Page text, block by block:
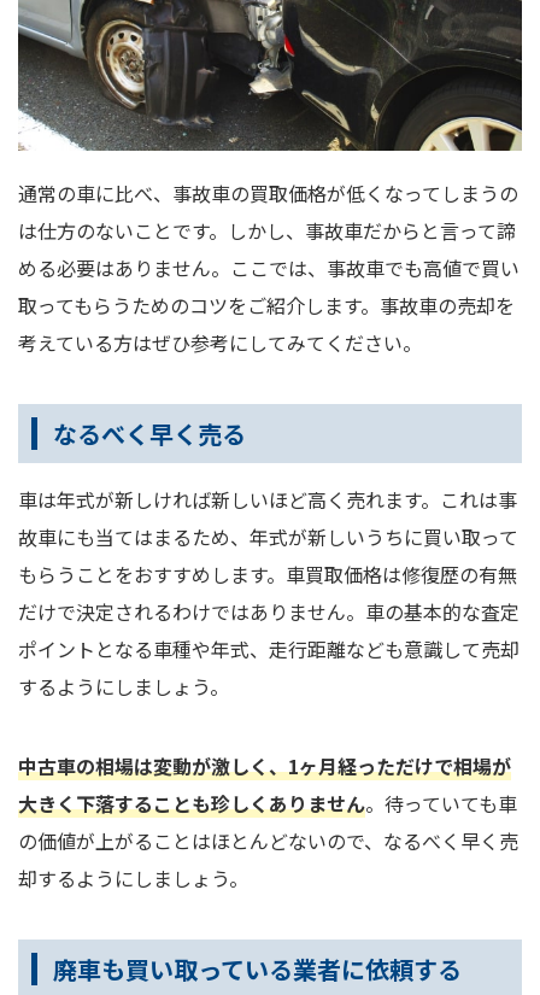
通常の車に比べ、事故車の買取価格が低くなってしまうの
は仕方のないことです。しかし、事故車だからと言って諦
める必要はありません。ここでは、事故車でも高値で買い
取ってもらうためのコツをご紹介します。事故車の売却を
考えている方はぜひ参考にしてみてください。
なるべく早く売る
車は年式が新しければ新しいほど高く売れます。これは事
故車にも当てはまるため、年式が新しいうちに買い取って
もらうことをおすすめします。車買取価格は修復歴の有無
だけで決定されるわけではありません。車の基本的な査定
ポイントとなる車種や年式、走行距離なども意識して売却
するようにしましょう。
中古車の相場は変動が激しく、1ヶ月経っただけで相場が
大きく下落することも珍しくありません。待っていても車
の価値が上がることはほとんどないので、なるべく早く売
却するようにしましょう。
廃車も買い取っている業者に依頼する